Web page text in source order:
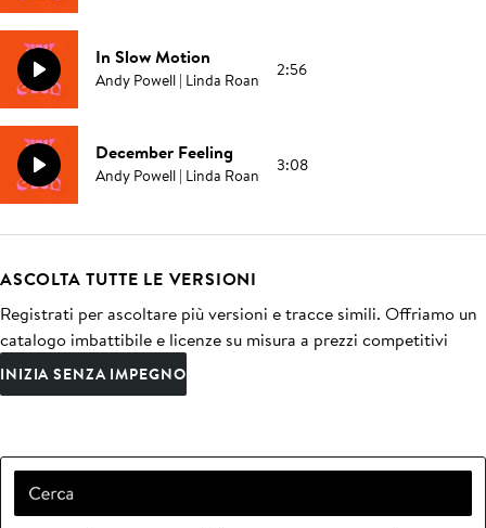
In Slow Motion
Andy Powell | Linda Roan 2:56
December Feeling
Andy Powell | Linda Roan 3:08
ASCOLTA TUTTE LE VERSIONI
Registrati per ascoltare più versioni e tracce simili. Offriamo un
catalogo imbattibile e licenze su misura a prezzi competitivi
INIZIA SENZA IMPEGNO